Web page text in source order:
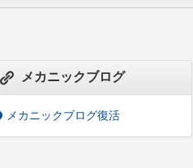
メカニックブログ
メカニックブログ復活